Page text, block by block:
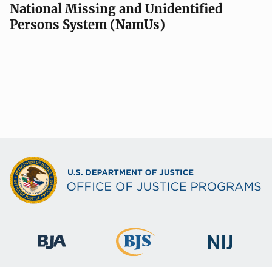
National Missing and Unidentified
Persons System (NamUs)